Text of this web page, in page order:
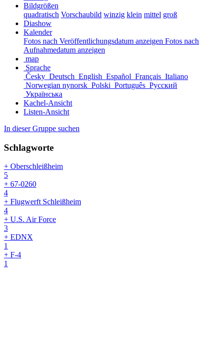
Bildgrößen
quadratisch Vorschaubild winzig klein mittel groß
Diashow
Kalender
Fotos nach Veröffentlichungsdatum anzeigen Fotos nach
Aufnahmedatum anzeigen
map
Sprache
Česky Deutsch English Español Français Italiano
Norwegian nynorsk Polski Português Русский
Українська
Kachel-Ansicht
Listen-Ansicht
In dieser Gruppe suchen
Schlagworte
+ Oberschleißheim
5
+ 67-0260
4
+ Flugwerft Schleißheim
4
+ U.S. Air Force
3
+ EDNX
1
+ F-4
1